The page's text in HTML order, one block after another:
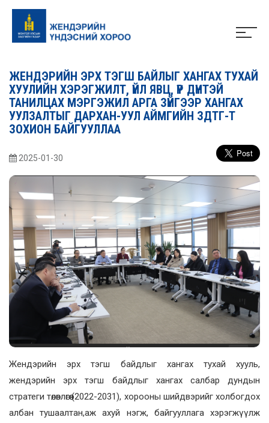
ЖЕНДЭРИЙН ЭРХ ТЭГШ БАЙЛЫГ ХАНГАХ ТУХАЙ
ХУУЛИЙН ХЭРЭГЖИЛТ, ҮЙЛ ЯВЦ, ҮР ДҮНТЭЙ
ТАНИЛЦАХ МЭРГЭЖИЛ АРГА ЗҮЙГЭЭР ХАНГАХ
УУЛЗАЛТЫГ ДАРХАН-УУЛ АЙМГИЙН ЗДТГ-Т
ЗОХИОН БАЙГУУЛЛАА
2025-01-30
Жендэрийн эрх тэгш байдлыг хангах тухай хууль,
жендэрийн эрх тэгш байдлыг хангах салбар дундын
стратеги төлөвлөгөө (2022-2031), хорооны шийдвэрийг холбогдох
албан тушаалтан,аж ахуй нэгж, байгууллага хэрэгжүүлж